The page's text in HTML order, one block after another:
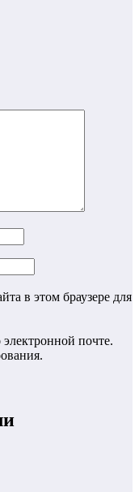
в этом браузере для
почте.